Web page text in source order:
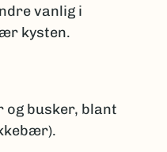
vanlig i
kysten.
og busker, blant